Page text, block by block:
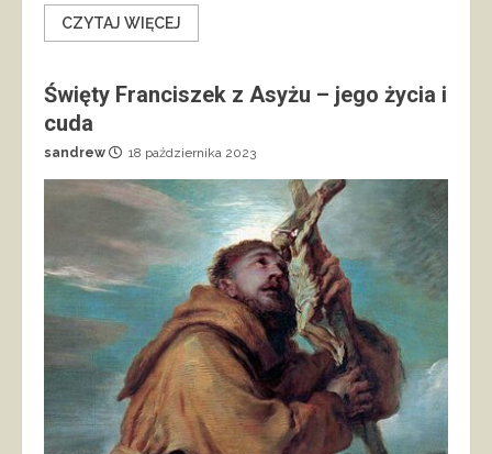
CZYTAJ WIĘCEJ
Święty Franciszek z Asyżu – jego życia i
cuda
sandrew 18 października 2023